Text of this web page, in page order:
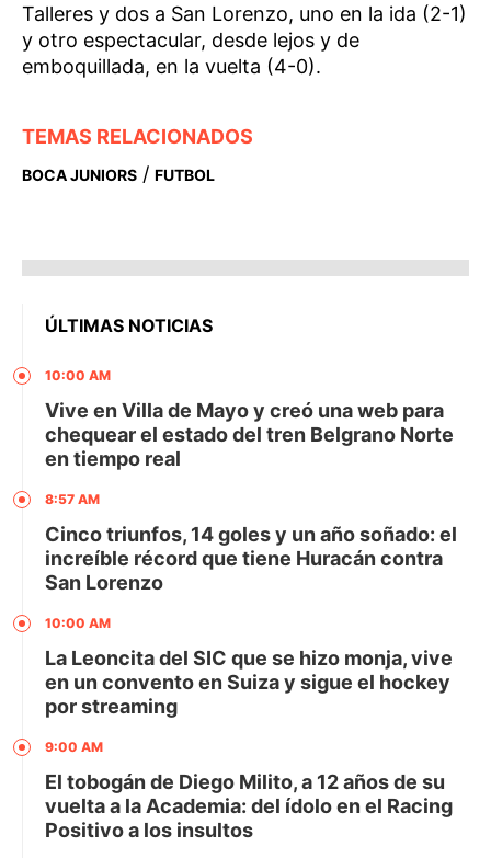
Talleres y dos a San Lorenzo, uno en la ida (2-1)
y otro espectacular, desde lejos y de
emboquillada, en la vuelta (4-0).
TEMAS RELACIONADOS
BOCA JUNIORS / FUTBOL
ÚLTIMAS NOTICIAS
10:00 AM
Vive en Villa de Mayo y creó una web para
chequear el estado del tren Belgrano Norte
en tiempo real
8:57 AM
Cinco triunfos, 14 goles y un año soñado: el
increíble récord que tiene Huracán contra
San Lorenzo
10:00 AM
La Leoncita del SIC que se hizo monja, vive
en un convento en Suiza y sigue el hockey
por streaming
9:00 AM
El tobogán de Diego Milito, a 12 años de su
vuelta a la Academia: del ídolo en el Racing
Positivo a los insultos